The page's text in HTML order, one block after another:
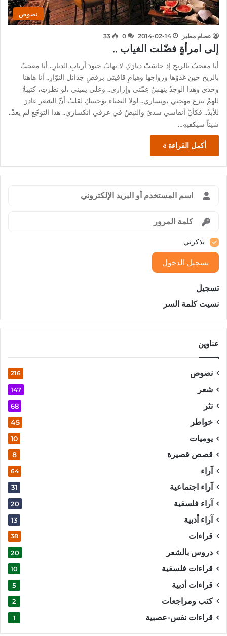
نصوص
عصام مطير 2014-02-14
0
33
إلى امرأةٍ فضّلت الغياب ..
أنا معجبٌ بالريحِ إذ جاسَتْ ديارَكِ لا تهابُ جنودَ أربابِ الديارِ.. أنا معجبٌ
بالريح حين غدوّها ورواحِها وهيامِ قافيتي برقصِ جدائل النوّارِ.. أنا هاهنا
وحدي وهذا الوجدُ ينهشُ عِمّتي وإزاري.. وعلى يميني ،لو نظرتِ، كتيبةٌ
للهمِّ تنزع مهجتي ،ويساري.. لولا الضياء بوجنتيكِ لقلتُ أنّ الشعر غادرَ
للأبدْ.. فكأنّ أنفاسي سدىً والنبضُ في عرقي انكساري.. هذا التوجّع لم يعدْ..
شيئاً سيكفيهِ…
أكمل القراءة »
تذكرني
تسجيل الدخول
تسجيل
نسيت كلمة السر
عناوين
نصوص 216
شعر 147
نثر 68
خواطر 45
يوميات 10
قصص قصيرة 8
آراء 64
آراء اجتماعية 31
آراء فلسفية 20
آراء أدبية 13
قراءات 38
دروس بالشعر 20
قراءات فلسفية 10
قراءات أدبية 5
كتب ومراجعات 2
قراءات نفس-عصبية 1